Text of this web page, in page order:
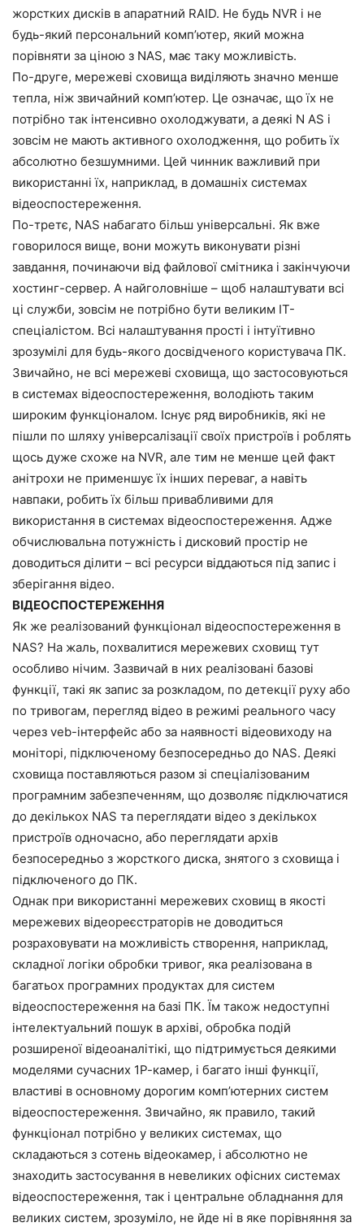
жорстких дисків в апаратний RAID. Не будь NVR і не
будь-який персональний комп’ютер, який можна
порівняти за ціною з NAS, має таку можливість.
По-друге, мережеві сховища виділяють значно менше
тепла, ніж звичайний комп’ютер. Це означає, що їх не
потрібно так інтенсивно охолоджувати, а деякі N AS і
зовсім не мають активного охолодження, що робить їх
абсолютно безшумними. Цей чинник важливий при
використанні їх, наприклад, в домашніх системах
відеоспостереження.
По-третє, NAS набагато більш універсальні. Як вже
говорилося вище, вони можуть виконувати різні
завдання, починаючи від файлової смітника і закінчуючи
хостинг-сервер. А найголовніше – щоб налаштувати всі
ці служби, зовсім не потрібно бути великим IT-
спеціалістом. Всі налаштування прості і інтуїтивно
зрозумілі для будь-якого досвідченого користувача ПК.
Звичайно, не всі мережеві сховища, що застосовуються
в системах відеоспостереження, володіють таким
широким функціоналом. Існує ряд виробників, які не
пішли по шляху універсалізації своїх пристроїв і роблять
щось дуже схоже на NVR, але тим не менше цей факт
анітрохи не применшує їх інших переваг, а навіть
навпаки, робить їх більш привабливими для
використання в системах відеоспостереження. Адже
обчислювальна потужність і дисковий простір не
доводиться ділити – всі ресурси віддаються під запис і
зберігання відео.
ВІДЕОСПОСТЕРЕЖЕННЯ
Як же реалізований функціонал відеоспостереження в
NAS? На жаль, похвалитися мережевих сховищ тут
особливо нічим. Зазвичай в них реалізовані базові
функції, такі як запис за розкладом, по детекції руху або
по тривогам, перегляд відео в режимі реального часу
через veb-інтерфейс або за наявності відеовиходу на
моніторі, підключеному безпосередньо до NAS. Деякі
сховища поставляються разом зі спеціалізованим
програмним забезпеченням, що дозволяє підключатися
до декількох NAS та переглядати відео з декількох
пристроїв одночасно, або переглядати архів
безпосередньо з жорсткого диска, знятого з сховища і
підключеного до ПК.
Однак при використанні мережевих сховищ в якості
мережевих відеореєстраторів не доводиться
розраховувати на можливість створення, наприклад,
складної логіки обробки тривог, яка реалізована в
багатьох програмних продуктах для систем
відеоспостереження на базі ПК. Їм також недоступні
інтелектуальний пошук в архіві, обробка подій
розширеної відеоаналітікі, що підтримується деякими
моделями сучасних 1Р-камер, і багато інші функції,
властиві в основному дорогим комп’ютерних систем
відеоспостереження. Звичайно, як правило, такий
функціонал потрібно у великих системах, що
складаються з сотень відеокамер, і абсолютно не
знаходить застосування в невеликих офісних системах
відеоспостереження, так і центральне обладнання для
великих систем, зрозуміло, не йде ні в яке порівняння за